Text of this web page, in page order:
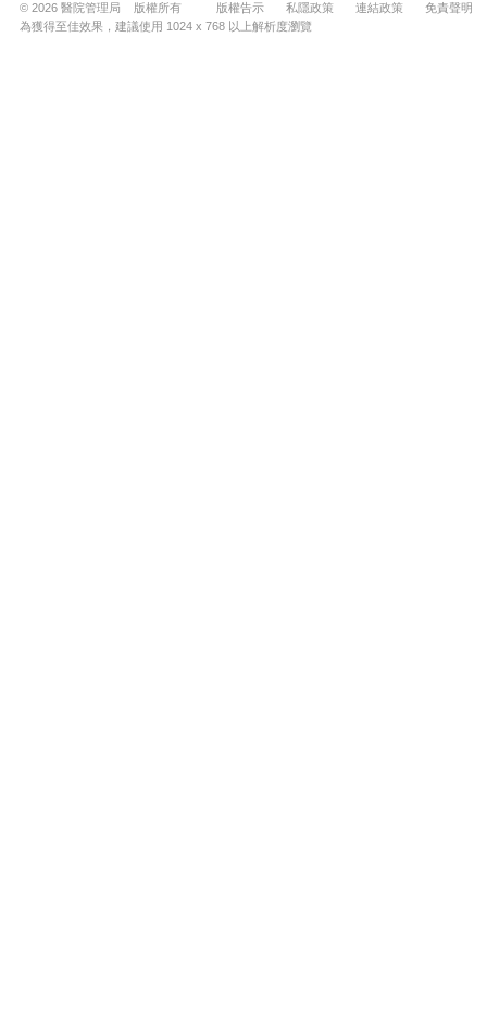
© 2026 醫院管理局 版權所有 版權告示 私隱政策 連結政策
免責聲明
為獲得至佳效果，建議使用 1024 x 768 以上解析度瀏覽